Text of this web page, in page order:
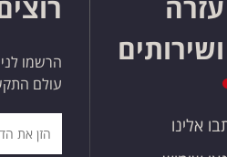
ושירותים
אלינו
הרשמו
עולם